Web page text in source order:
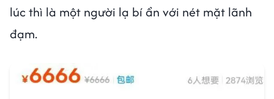
lúc thì là một người lạ bí ẩn với nét mặt lãnh
đạm.